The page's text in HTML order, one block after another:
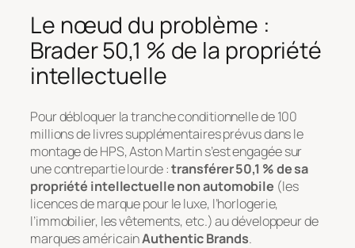
Le nœud du problème :
Brader 50,1 % de la propriété
intellectuelle
Pour débloquer la tranche conditionnelle de 100
millions de livres supplémentaires prévus dans le
montage de HPS, Aston Martin s’est engagée sur
une contrepartie lourde :transférer 50,1 % de sa
propriété intellectuelle non automobile (les
licences de marque pour le luxe, l’horlogerie,
l’immobilier, les vêtements, etc.) au développeur de
marques américainAuthentic Brands.